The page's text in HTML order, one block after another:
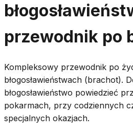
przewodnik po
Kompleksowy przewodnik po
błogosławieństwach (brachot).
błogosławieństwo powiedzieć
pokarmach, przy codziennych
specjalnych okazjach.